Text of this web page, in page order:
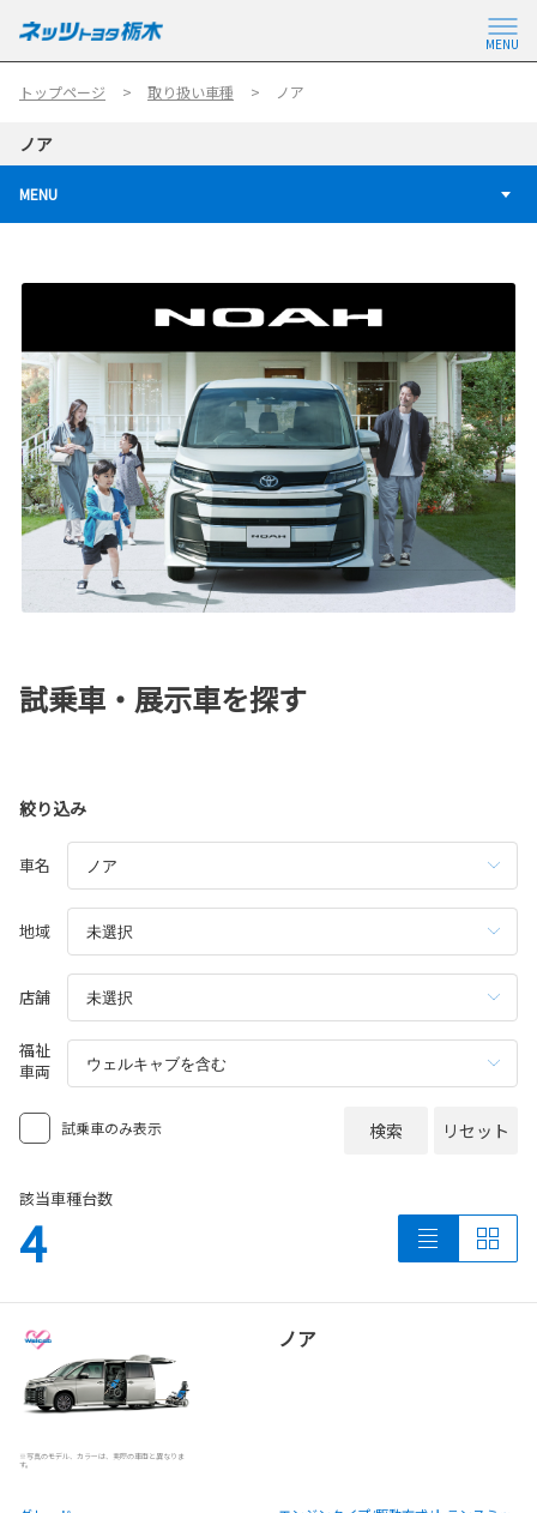
MENU
トップページ 取り扱い車種 ノア
ノア
MENU
試乗車・展示車を探す
絞り込み
車名
地域
店舗
福祉
車両
試乗車のみ表示 検索 リセット
該当車種台数
4
ノア
※写真のモデル、カラーは、実際の車両と異なりま
す。